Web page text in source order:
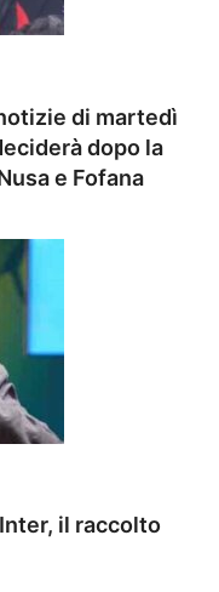
di martedì
dopo la
e Fofana
il raccolto